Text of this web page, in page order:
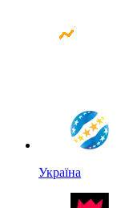
Україна